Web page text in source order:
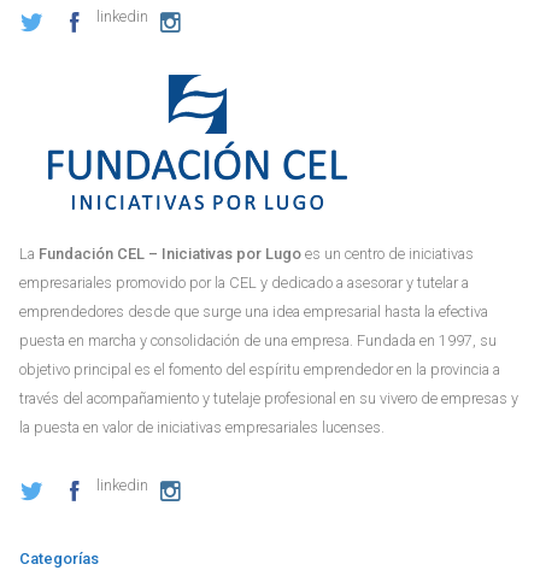
linkedin
La Fundación CEL – Iniciativas por Lugo es un centro de iniciativas
empresariales promovido por la CEL y dedicado a asesorar y tutelar a
emprendedores desde que surge una idea empresarial hasta la efectiva
puesta en marcha y consolidación de una empresa. Fundada en 1997, su
objetivo principal es el fomento del espíritu emprendedor en la provincia a
través del acompañamiento y tutelaje profesional en su vivero de empresas y
la puesta en valor de iniciativas empresariales lucenses.
linkedin
Categorías